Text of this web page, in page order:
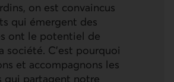
on est convaincus
qui émergent des
ont le potentiel de
société. C’est pourquoi
et accompagnons les
qui partagent notre